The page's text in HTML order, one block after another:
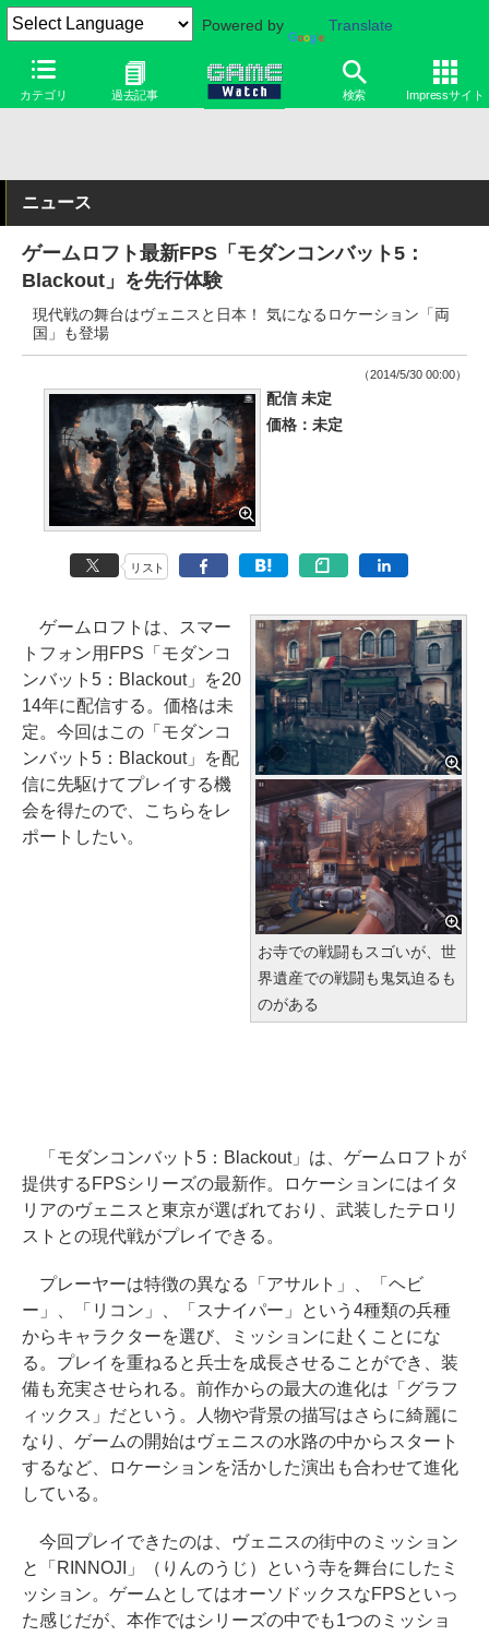
Powered by Translate
カテゴリ 過去記事 検索 Impressサイト
ニュース
ゲームロフト最新FPS「モダンコンバット5：
Blackout」を先行体験
現代戦の舞台はヴェニスと日本！ 気になるロケーション「両
国」も登場
（2014/5/30 00:00）
配信 未定
価格：未定
リスト
お寺での戦闘もスゴいが、世
界遺産での戦闘も鬼気迫るも
のがある
ゲームロフトは、スマー
トフォン用FPS「モダンコ
ンバット5：Blackout」を20
14年に配信する。価格は未
定。今回はこの「モダンコ
ンバット5：Blackout」を配
信に先駆けてプレイする機
会を得たので、こちらをレ
ポートしたい。
「モダンコンバット5：Blackout」は、ゲームロフトが
提供するFPSシリーズの最新作。ロケーションにはイタ
リアのヴェニスと東京が選ばれており、武装したテロリ
ストとの現代戦がプレイできる。
プレーヤーは特徴の異なる「アサルト」、「ヘビ
ー」、「リコン」、「スナイパー」という4種類の兵種
からキャラクターを選び、ミッションに赴くことにな
る。プレイを重ねると兵士を成長させることができ、装
備も充実させられる。前作からの最大の進化は「グラフ
ィックス」だという。人物や背景の描写はさらに綺麗に
なり、ゲームの開始はヴェニスの水路の中からスタート
するなど、ロケーションを活かした演出も合わせて進化
している。
今回プレイできたのは、ヴェニスの街中のミッション
と「RINNOJI」（りんのうじ）という寺を舞台にしたミ
ッション。ゲームとしてはオーソドックスなFPSといっ
た感じだが、本作ではシリーズの中でも1つのミッショ